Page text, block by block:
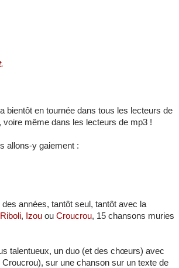
bientôt en tournée dans tous les lecteurs de
même dans les lecteurs de mp3 !
allons-y gaiement :
années, tantôt seul, tantôt avec la
, Izou ou Croucrou, 15 chansons muries
talentueux, un duo (et des chœurs) avec
sur une chanson sur un texte de